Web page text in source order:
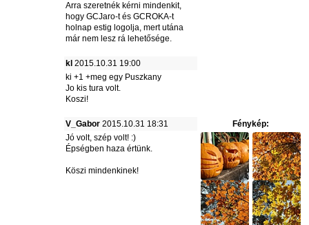
Arra szeretnék kérni mindenkit,
hogy GCJaro-t és GCROKA-t
holnap estig logolja, mert utána
már nem lesz rá lehetősége.
kl 2015.10.31 19:00
ki +1 +meg egy Puszkany
Jo kis tura volt.
Koszi!
V_Gabor 2015.10.31 18:31
Fénykép:
Jó volt, szép volt! :)
Épségben haza értünk.
Köszi mindenkinek!